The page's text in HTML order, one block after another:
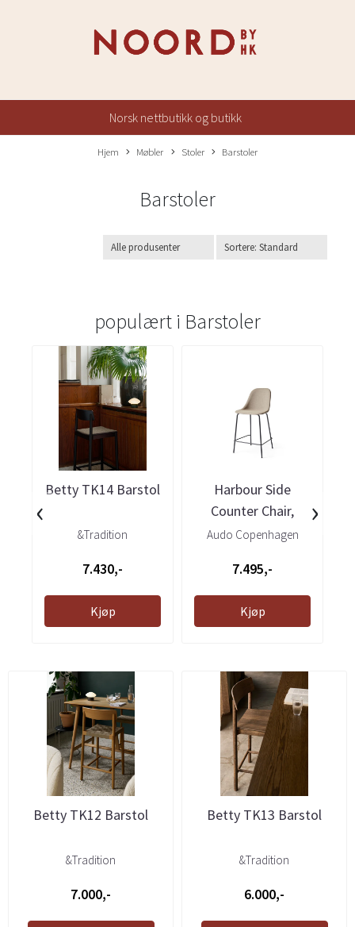
Norsk nettbutikk og butikk
Hjem Møbler Stoler Barstoler
Barstoler
populært i Barstoler
Betty TK14 Barstol
&Tradition
7.430,-
Kjøp
Harbour Side
Counter Chair,
Polstret
Audo Copenhagen
7.495,-
Kjøp
‹ ›
Betty TK12 Barstol
&Tradition
7.000,-
Betty TK13 Barstol
&Tradition
6.000,-